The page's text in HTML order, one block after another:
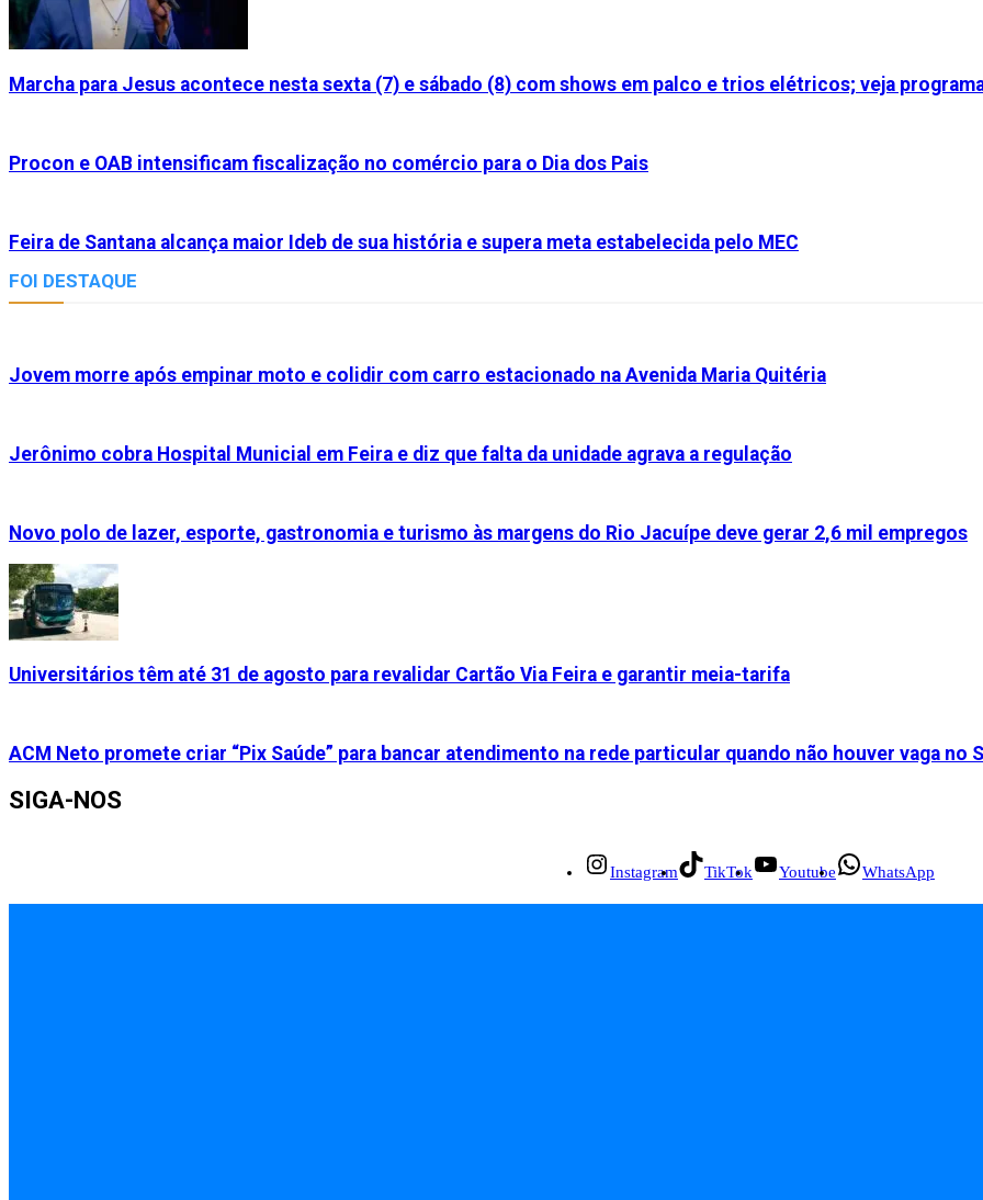
Marcha para Jesus acontece nesta sexta (7) e sábado (8) com shows em palco e trios elétricos; veja
Procon e OAB intensificam fiscalização no comércio para o Dia dos Pais
Feira de Santana alcança maior Ideb de sua história e supera meta estabelecida pelo MEC
FOI DESTAQUE
Jovem morre após empinar moto e colidir com carro estacionado na Avenida Maria Quitéria
Jerônimo cobra Hospital Municial em Feira e diz que falta da unidade agrava a regulação
Novo polo de lazer, esporte, gastronomia e turismo às margens do Rio Jacuípe deve gerar 2,6 mil empregos
Universitários têm até 31 de agosto para revalidar Cartão Via Feira e garantir meia-tarifa
ACM Neto promete criar “Pix Saúde” para bancar atendimento na rede particular quando não houver vaga no
SIGA-NOS
Instagram TikTok Youtube WhatsApp